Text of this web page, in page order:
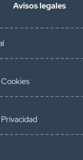
Avisos legales